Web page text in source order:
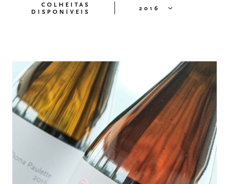
COLHEITAS
DISPONÍVEIS
2016